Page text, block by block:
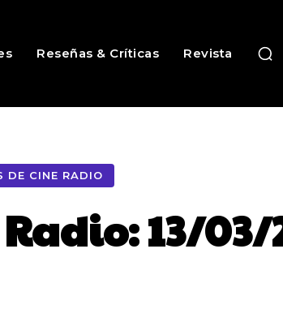
Reseñas & Críticas Revista
DE CINE RADIO
13/03/